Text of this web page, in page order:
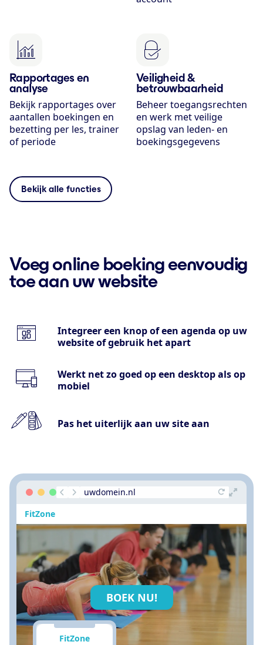
Rapportages en
analyse
Bekijk rapportages over
aantallen boekingen en
bezetting per les, trainer
of periode
Veiligheid &
betrouwbaarheid
Beheer toegangsrechten
en werk met veilige
opslag van leden- en
boekingsgegevens
Bekijk alle functies
Voeg online boeking eenvoudig
toe aan uw website
Integreer een knop of een agenda op uw
website of gebruik het apart
Werkt net zo goed op een desktop als op
mobiel
Pas het uiterlijk aan uw site aan
uwdomein.nl
FitZone
BOEK NU!
FitZone